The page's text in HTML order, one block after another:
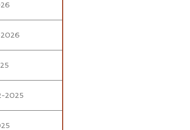
2026
2025